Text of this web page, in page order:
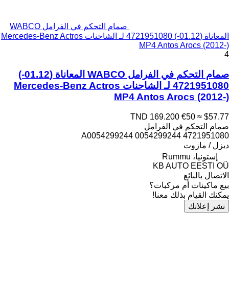
صمام التحكم في الفرامل WABCO
المعاناة (01.12-) 4721951080 لـ الشاحنات Mercedes-Benz Actros
MP4 Antos Arocs (2012-)
4
صمام التحكم في الفرامل WABCO المعاناة (01.12-)
4721951080 لـ الشاحنات Mercedes-Benz Actros
MP4 Antos Arocs (2012-)
TND 169.200 €50 ≈ $57.77
صمام التحكم في الفرامل
4721951080 0054299244 A0054299244
ديزل / مازوت
إستونيا، Rummu
KB AUTO EESTI OÜ
الاتصال بالبائع
بيع ماكينات أم مركبات؟
يمكنك القيام بذلك معنا!
نشر إعلانك